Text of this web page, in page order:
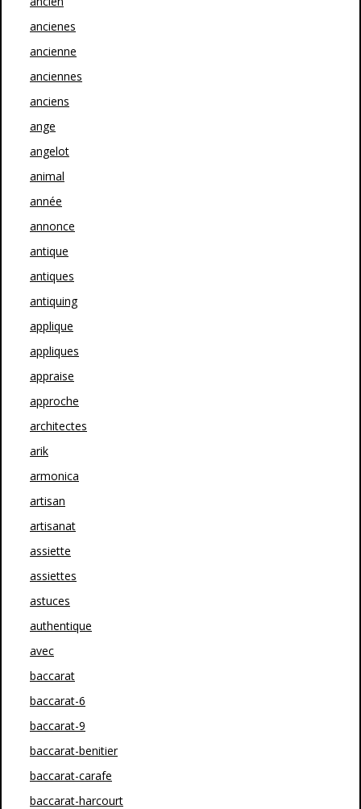
ancienes
ancienne
anciennes
anciens
ange
angelot
animal
année
annonce
antique
antiques
antiquing
applique
appliques
appraise
approche
architectes
arik
armonica
artisan
artisanat
assiette
assiettes
astuces
authentique
avec
baccarat
baccarat-6
baccarat-9
baccarat-benitier
baccarat-carafe
baccarat-harcourt